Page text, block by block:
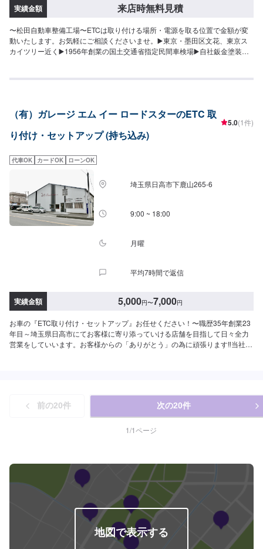
実績金額 来店時無料見積
〜松田自動車整備工場〜ETCは取り付ける場所・電源を取る位置で金額が変
動いたします。お気軽にご相談くださいませ。▶️東京・墨田区文花、東京ス
カイツリー近く▶️1956年創業の国土交通省指定民間車検場▶️自社鈑金塗装工
お任せください！「お車のかかりつけ医」としてぜひ当社をご利用くださ
り貸出できかねる場合がございます。【パーツについて】パーツ持ち込み・
販売可能！持ち込み希望の方▶️オファーにてお車とパーツの詳細をお送りく
ださい。ご購入希望の方▶️オファーにて車種情報をお送りください。
（有）ガレージ エム イー ロードスターのETC 取
り付け・セットアップ (持ち込み)
5.0(1件)
代車OK カードOK ローンOK
埼玉県日高市下鹿山265-6
9:00 ~ 18:00
月曜
平均7時間で返信
実績金額 5,000円〜7,000円
お車の『ETC取り付け・セットアップ』お任せください！〜職歴35年創業23
年目～埼玉県日高市にてお客様に寄り添っていける店舗を目指して日々全力
営業をしていいます。お客様からの「ありがとう」の為に頑張ります‼当社は
お問い合わせ【2】ご入庫・お見積り【3】お見積りにご納得いただければ作
業開始【4】仕上がり次第納車<代車について>自費修理、整備に限り代車の
貸し出しを無料で行っております。有償でのレンタル貸出も行っておりま
す。お気軽にご相談下さい。※代車の燃料代はお客様にご負担いただいており
前の20件 次の20件
1/1ページ
地図で表示する